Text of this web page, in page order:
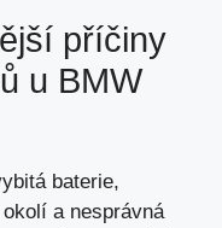
příčiny
u BMW
baterie,
a nesprávná